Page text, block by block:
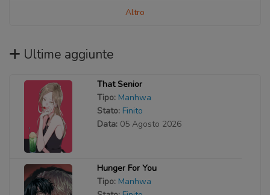
Altro
Ultime aggiunte
That Senior
Tipo: Manhwa
Stato: Finito
Data: 05 Agosto 2026
Hunger For You
Tipo: Manhwa